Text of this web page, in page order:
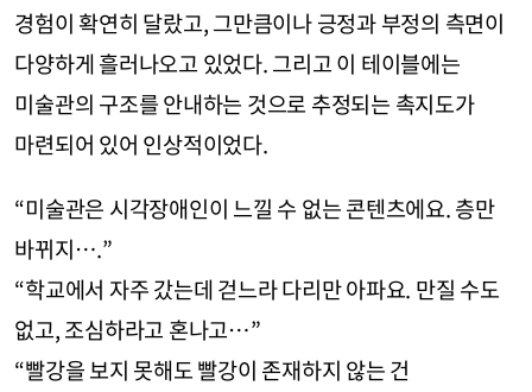
경험이 확연히 달랐고, 그만큼이나 긍정과 부정의 측면이
다양하게 흘러나오고 있었다. 그리고 이 테이블에는
미술관의 구조를 안내하는 것으로 추정되는 촉지도가
마련되어 있어 인상적이었다.
“미술관은 시각장애인이 느낄 수 없는 콘텐츠에요. 층만
바뀌지….”
“학교에서 자주 갔는데 걷느라 다리만 아파요. 만질 수도
없고, 조심하라고 혼나고…”
“빨강을 보지 못해도 빨강이 존재하지 않는 건